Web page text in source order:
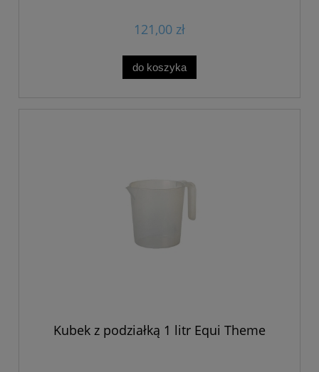
121,00 zł
do koszyka
Kubek z podziałką 1 litr Equi Theme